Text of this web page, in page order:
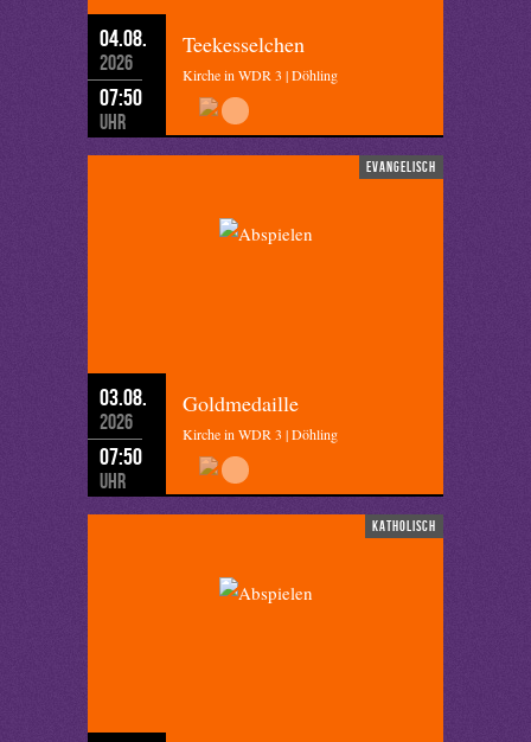
04.08.
2026
07:50
Uhr
Teekesselchen
Kirche in WDR 3 | Döhling
evangelisch
03.08.
2026
07:50
Uhr
Goldmedaille
Kirche in WDR 3 | Döhling
katholisch